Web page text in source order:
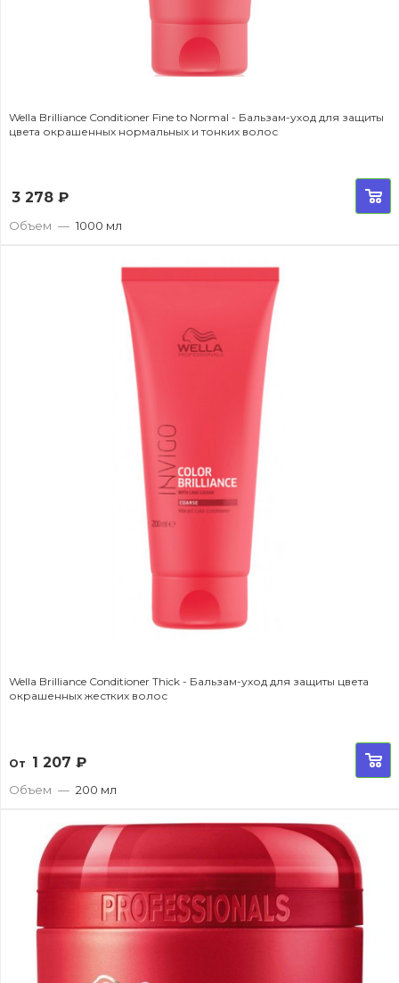
Wella Brilliance Conditioner Fine to Normal - Бальзам-уход для защиты
цвета окрашенных нормальных и тонких волос
3 278 ₽
Объем — 1000 мл
Wella Brilliance Conditioner Thick - Бальзам-уход для защиты цвета
окрашенных жестких волос
От 1 207 ₽
Объем — 200 мл